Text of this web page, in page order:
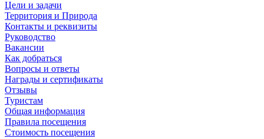
Цели и задачи
Территория и Природа
Контакты и реквизиты
Руководство
Вакансии
Как добраться
Вопросы и ответы
Награды и сертификаты
Отзывы
Туристам
Общая информация
Правила посещения
Стоимость посещения